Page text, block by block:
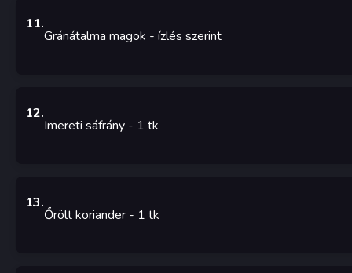
11.
Gránátalma magok - ízlés szerint
12.
Imereti sáfrány - 1 tk
13.
Őrölt koriander - 1 tk